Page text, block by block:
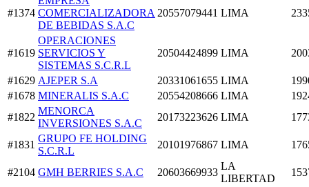
#1374 COMERCIALIZADORA
DE BEBIDAS S.A.C
20557079441 LIMA
#1619
OPERACIONES
SERVICIOS Y
SISTEMAS S.C.R.L
20504424899 LIMA
#1629 AJEPER S.A 20331061655 LIMA
#1678 MINERALIS S.A.C 20554208666 LIMA
#1822
MENORCA
INVERSIONES S.A.C
20173223626 LIMA
#1831
GRUPO FE HOLDING
S.C.R.L
20101976867 LIMA
#2104 GMH BERRIES S.A.C 20603669933
LA
LIBERTAD